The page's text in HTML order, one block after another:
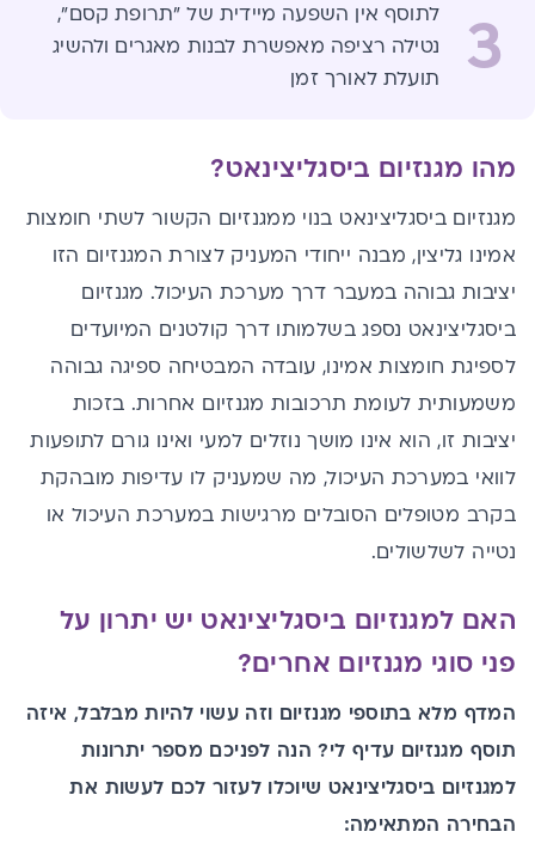
3
לתוסף אין השפעה מיידית של "תרופת קסם",
נטילה רציפה מאפשרת לבנות מאגרים ולהשיג
תועלת לאורך זמן
מהו מגנזיום ביסגליצינאט?
מגנזיום ביסגליצינאט בנוי ממגנזיום הקשור לשתי חומצות
אמינו גליצין, מבנה ייחודי המעניק לצורת המגנזיום הזו
יציבות גבוהה במעבר דרך מערכת העיכול. מגנזיום
ביסגליצינאט נספג בשלמותו דרך קולטנים המיועדים
לספיגת חומצות אמינו, עובדה המבטיחה ספיגה גבוהה
משמעותית לעומת תרכובות מגנזיום אחרות. בזכות
יציבות זו, הוא אינו מושך נוזלים למעי ואינו גורם לתופעות
לוואי במערכת העיכול, מה שמעניק לו עדיפות מובהקת
בקרב מטופלים הסובלים מרגישות במערכת העיכול או
נטייה לשלשולים.
האם למגנזיום ביסגליצינאט יש יתרון על
פני סוגי מגנזיום אחרים?
המדף מלא בתוספי מגנזיום וזה עשוי להיות מבלבל, איזה
תוסף מגנזיום עדיף לי? הנה לפניכם מספר יתרונות
למגנזיום ביסגליצינאט שיוכלו לעזור לכם לעשות את
הבחירה המתאימה: